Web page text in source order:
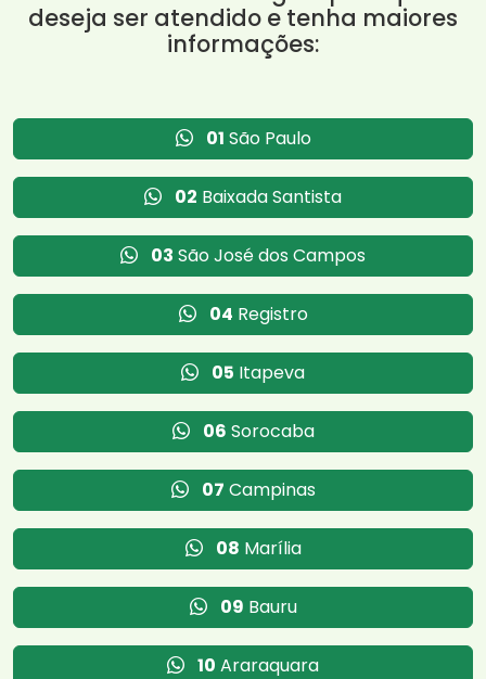
deseja ser atendido e tenha maiores
informações:
01 São Paulo
02 Baixada Santista
03 São José dos Campos
04 Registro
05 Itapeva
06 Sorocaba
07 Campinas
08 Marília
09 Bauru
10 Araraquara